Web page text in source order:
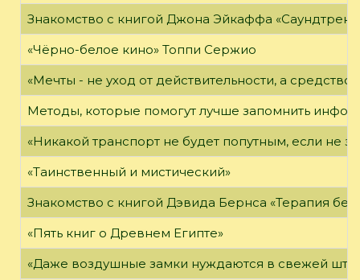
Знакомство с книгой Джона Эйкаффа «Саундтреки
«Чёрно-белое кино» Топпи Сержио
«Мечты - не уход от действительности, а средство
Методы, которые помогут лучше запомнить
«Никакой транспорт не будет попутным, если не
«Таинственный и мистический»
Знакомство с книгой Дэвида Бернса «Терапия
«Пять книг о Древнем Египте»
«Даже воздушные замки нуждаются в свежей